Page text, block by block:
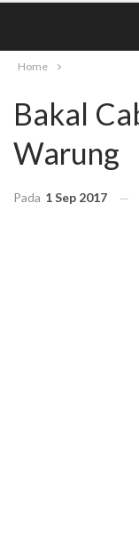
Home
Bakal
Warung
Pada 1 Sep 2017